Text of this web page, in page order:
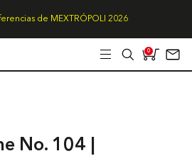
de MEXTRÓPOLI 2026
0
No. 104 |